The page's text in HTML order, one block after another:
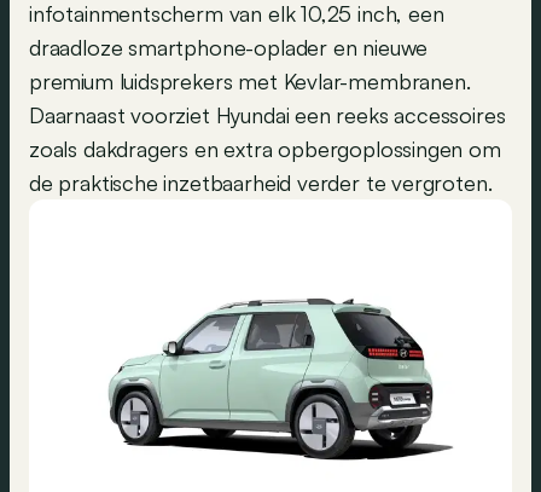
infotainmentscherm van elk 10,25 inch, een
draadloze smartphone-oplader en nieuwe
premium luidsprekers met Kevlar-membranen.
Daarnaast voorziet Hyundai een reeks accessoires
zoals dakdragers en extra opbergoplossingen om
de praktische inzetbaarheid verder te vergroten.